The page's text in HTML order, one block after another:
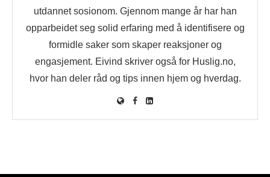
utdannet sosionom. Gjennom mange år har han
opparbeidet seg solid erfaring med å identifisere og
formidle saker som skaper reaksjoner og
engasjement. Eivind skriver også for Huslig.no,
hvor han deler råd og tips innen hjem og hverdag.